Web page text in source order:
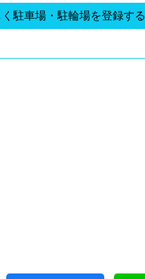
く駐車場・駐輪場を登録する